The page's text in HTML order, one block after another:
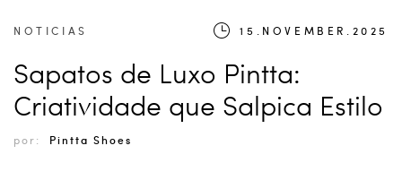
NOTICIAS 15.NOVEMBER.2025
Sapatos de Luxo Pintta:
Criatividade que Salpica Estilo
por: Pintta Shoes